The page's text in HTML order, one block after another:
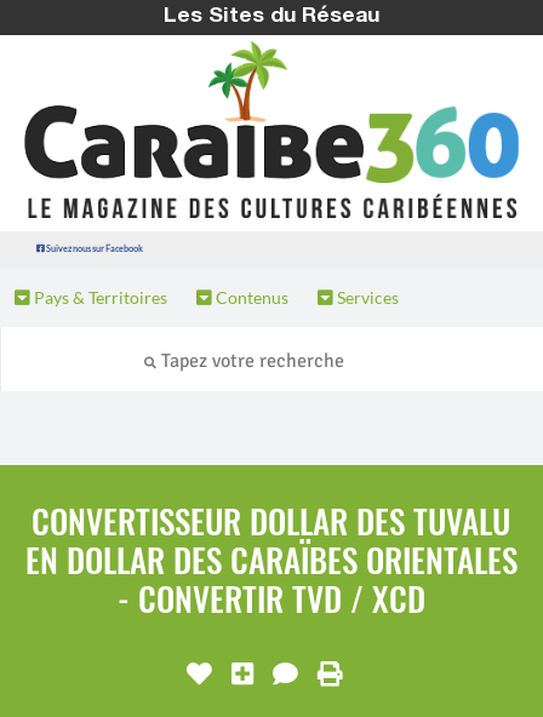
Les Sites du Réseau
Suivez nous sur Facebook
Pays & Territoires Contenus Services
CONVERTISSEUR DOLLAR DES TUVALU
EN DOLLAR DES CARAÏBES ORIENTALES
- CONVERTIR TVD / XCD